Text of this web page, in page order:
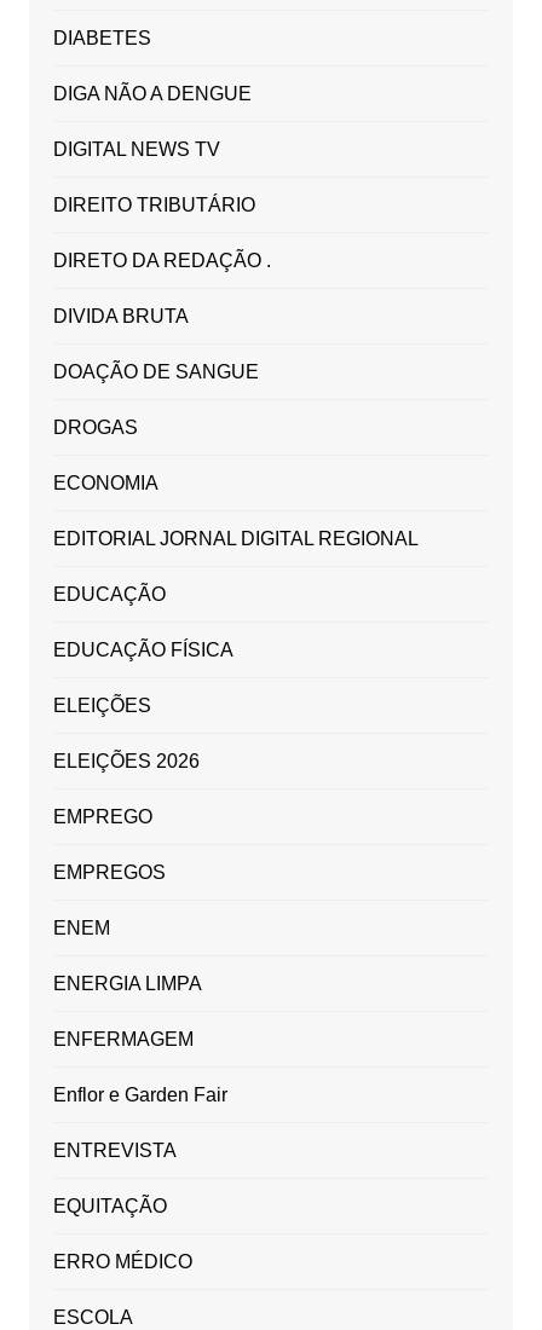
DIABETES
DIGA NÃO A DENGUE
DIGITAL NEWS TV
DIREITO TRIBUTÁRIO
DIRETO DA REDAÇÃO .
DIVIDA BRUTA
DOAÇÃO DE SANGUE
DROGAS
ECONOMIA
EDITORIAL JORNAL DIGITAL REGIONAL
EDUCAÇÃO
EDUCAÇÃO FÍSICA
ELEIÇÕES
ELEIÇÕES 2026
EMPREGO
EMPREGOS
ENEM
ENERGIA LIMPA
ENFERMAGEM
Enflor e Garden Fair
ENTREVISTA
EQUITAÇÃO
ERRO MÉDICO
ESCOLA